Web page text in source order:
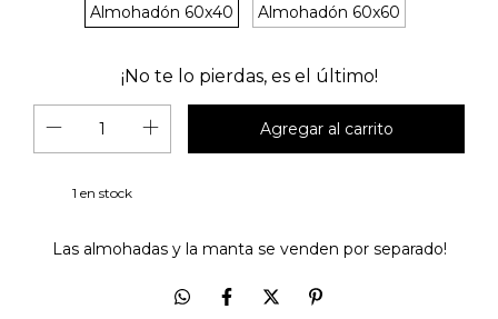
Almohadón 60x40
Almohadón 60x60
¡No te lo pierdas, es el último!
1 en stock
Las almohadas y la manta se venden por separado!